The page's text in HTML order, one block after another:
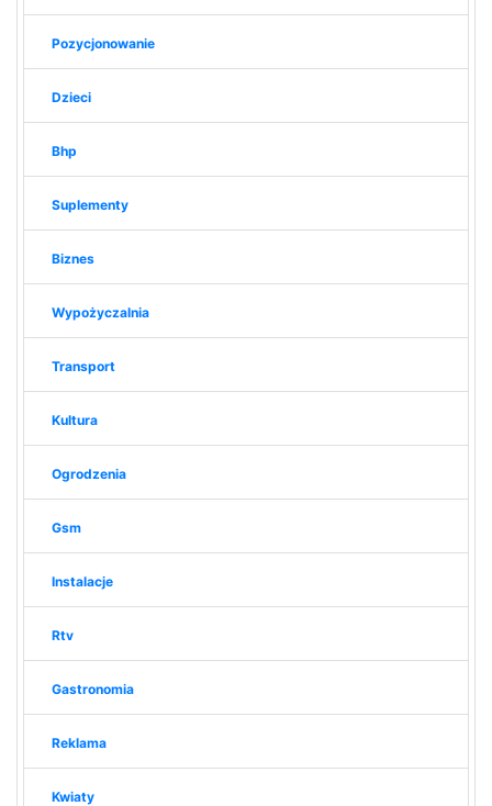
Pozycjonowanie
Dzieci
Bhp
Suplementy
Biznes
Wypożyczalnia
Transport
Kultura
Ogrodzenia
Gsm
Instalacje
Rtv
Gastronomia
Reklama
Kwiaty